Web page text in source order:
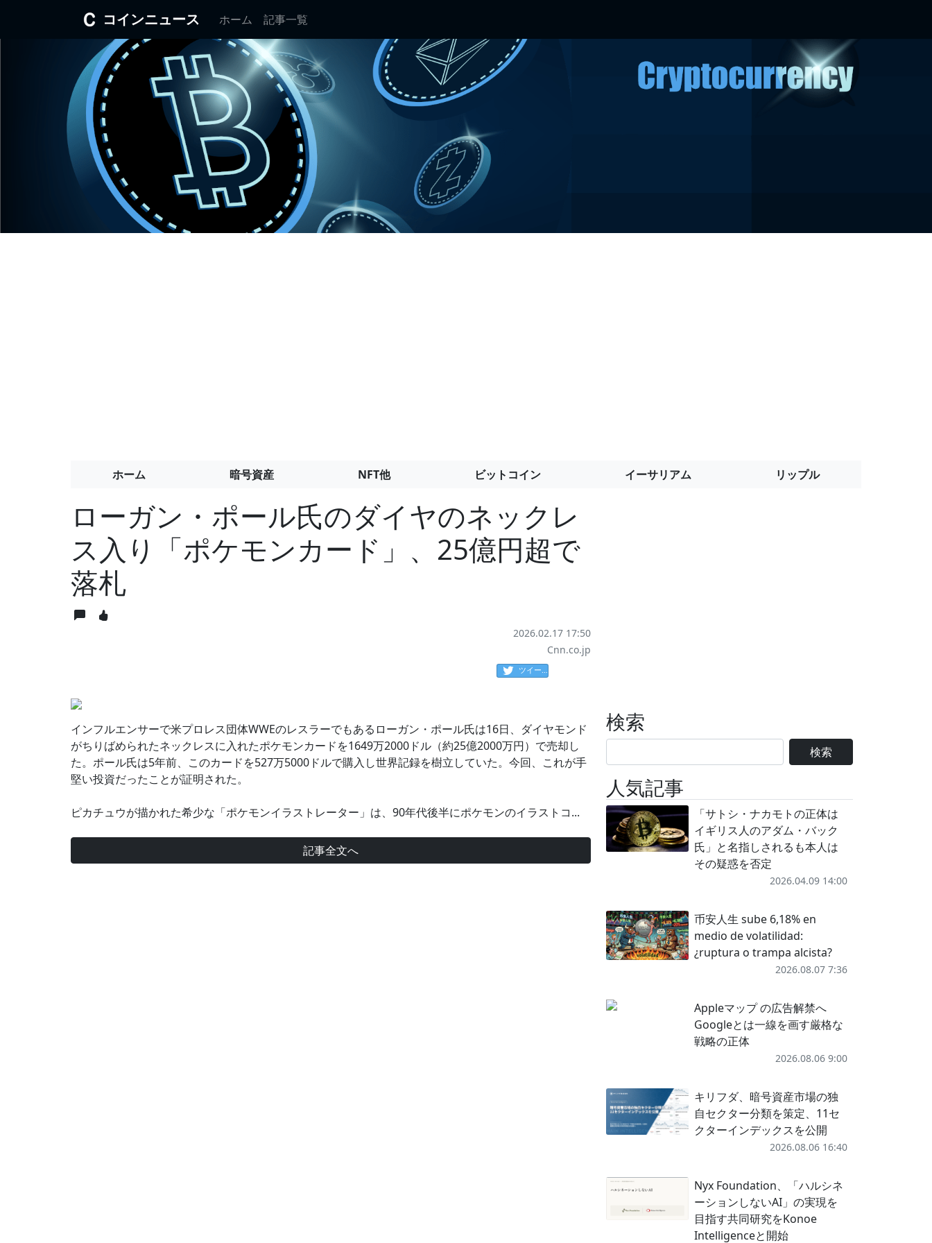
コインニュース ホーム 記事一覧
ホーム 暗号資産 NFT他 ビットコイン イーサリアム リップル
ローガン・ポール氏のダイヤのネックレ
ス入り「ポケモンカード」、25億円超で
落札
2026.02.17 17:50
Cnn.co.jp
ツイート
インフルエンサーで米プロレス団体WWEのレスラーでもあるローガン・ポール氏は16日、ダイヤモンド
がちりばめられたネックレスに入れたポケモンカードを1649万2000ドル（約25億2000万円）で売却し
た。ポール氏は5年前、このカードを527万5000ドルで購入し世界記録を樹立していた。今回、これが手
堅い投資だったことが証明された。
ピカチュウが描かれた希少な「ポケモンイラストレーター」は、90年代後半にポケモンのイラストコ...
記事全文へ
検索
検索
人気記事
「サトシ・ナカモトの正体は
イギリス人のアダム・バック
氏」と名指しされるも本人は
その疑惑を否定
2026.04.09 14:00
币安人生 sube 6,18% en
medio de volatilidad:
¿ruptura o trampa alcista?
2026.08.07 7:36
Appleマップ の広告解禁へ
Googleとは一線を画す厳格な
戦略の正体
2026.08.06 9:00
キリフダ、暗号資産市場の独
自セクター分類を策定、11セ
クターインデックスを公開
2026.08.06 16:40
Nyx Foundation、「ハルシネ
ーションしないAI」の実現を
目指す共同研究をKonoe
Intelligenceと開始